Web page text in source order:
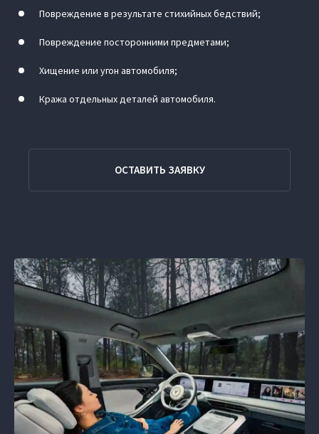
Повреждение в результате стихийных бедствий;
Повреждение посторонними предметами;
Хищение или угон автомобиля;
Кража отдельных деталей автомобиля.
ОСТАВИТЬ ЗАЯВКУ